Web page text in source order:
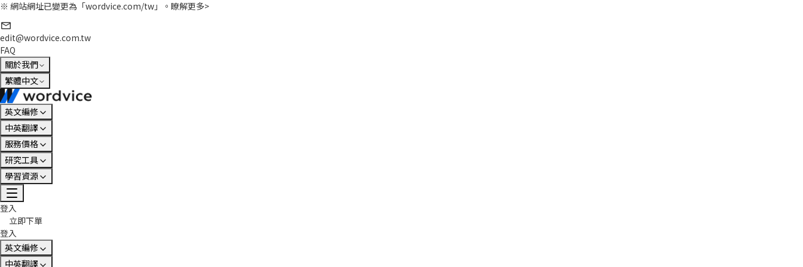
※ 網站網址已變更為「wordvice.com/tw」。 瞭解更多>
edit@wordvice.com.tw
FAQ
關於我們
繁體中文
英文編修
中英翻譯
服務價格
研究工具
學習資源
登入
立即下單
登入
英文編修
中英翻譯